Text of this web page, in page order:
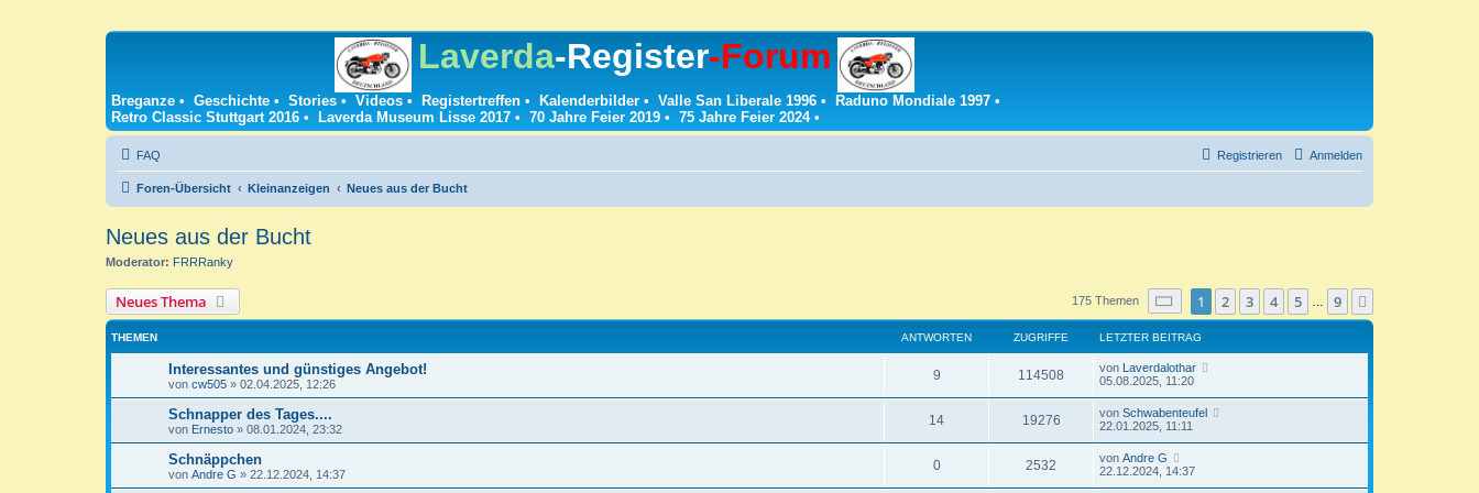
Laverda-Register-Forum
Breganze • Geschichte • Stories • Videos • Registertreffen • Kalenderbilder • Valle San Liberale 1996 • Raduno Mondiale 1997 •
Retro Classic Stuttgart 2016 • Laverda Museum Lisse 2017 • 70 Jahre Feier 2019 • 75 Jahre Feier 2024•
FAQ Anmelden
Registrieren
Foren-Übersicht Kleinanzeigen Neues aus der Bucht
Neues aus der Bucht
Moderator: FRRRanky
Neues Thema 175 Themen Seite von9
1 2 3 4 5 9
THEMEN ANTWORTEN ZUGRIFFE LETZTER BEITRAG
Interessantes und günstiges Angebot!
von cw505 » 02.04.2025, 12:26
9A
n
w
o
114508
u
i
L
e
t
e
r
B
e
i
von Laverdalothar
05.08.2025, 11:20
Schnapper des Tages....
von Ernesto » 08.01.2024, 23:32
14A
n
19276Z
u
L
e
t
e
von Schwabenteufel
22.01.2025, 11:11
Schnäppchen
von Andre G » 22.12.2024, 14:37
0A
2532
L
e
von Andre G
22.12.2024, 14:37